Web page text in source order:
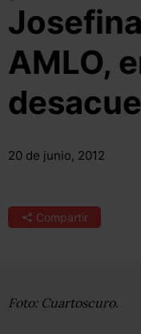
AMLO,
20 de junio, 2012
Compartir
Foto: Cuartoscuro.